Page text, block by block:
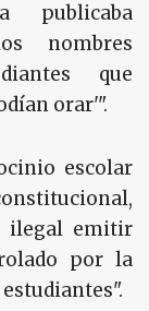
publicaba
nombres
que
orar'".
escolar
ilegal emitir
por la